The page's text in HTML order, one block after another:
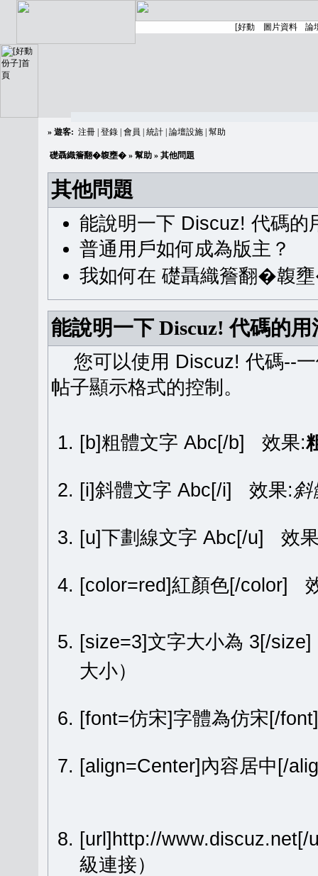
» 遊客: 注冊 登錄 會員 統計 論壇設施 幫助
礎聶織簷翻�䪖壅� » 幫助 » 其他問題
其他問題
能說明一下 Discuz! 代碼的
普通用戶如何成為版主？
我如何在 礎聶織簷翻�䪖
能說明一下 Discuz! 代碼的用
您可以使用 Discuz! 代碼--一
帖子顯示格式的控制。
[b]粗體文字 Abc[/b] 效果:
[i]斜體文字 Abc[/i] 效果:斜
[u]下劃線文字 Abc[/u] 效
[color=red]紅顏色[/color]
[size=3]文字大小為 3[/
大小）
[font=仿宋]字體為仿宋[/
[align=Center]內容居中[/
[url]http://
級連接）